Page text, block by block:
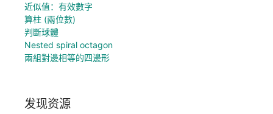
近似值：有效數字
算柱 (兩位數)
判斷球體
Nested spiral octagon
兩組對邊相等的四邊形
发现资源